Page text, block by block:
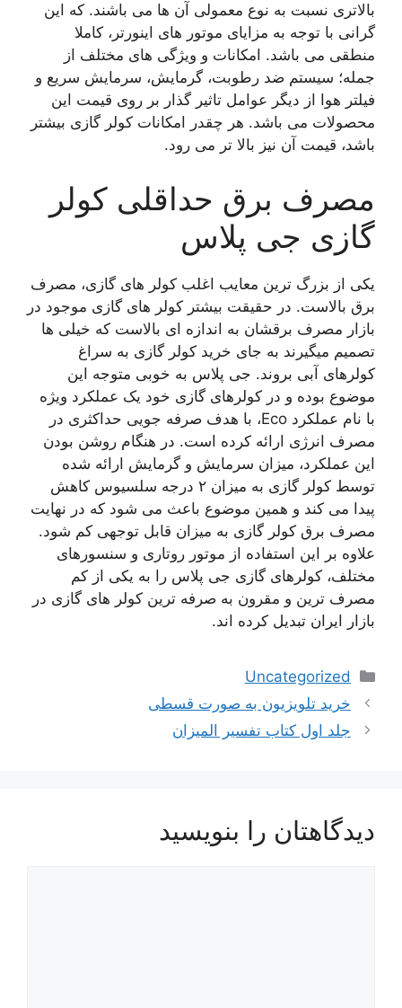
بالاتری نسبت به نوع معمولی آن ها می باشند. که این
گرانی با توجه به مزایای موتور های اینورتر، کاملا
منطقی می باشد. امکانات و ویژگی‌ های مختلف از
جمله؛ سیستم ضد رطوبت، گرمایش، سرمایش سریع و
فیلتر هوا از دیگر عوامل تاثیر گذار بر روی قیمت این
محصولات می باشد. هر چقدر امکانات کولر گازی بیشتر
باشد، قیمت آن نیز بالا تر می رود.
مصرف برق حداقلی کولر
گازی جی پلاس
یکی از بزرگ ترین معایب اغلب کولر های گازی، مصرف
برق بالاست. در حقیقت بیشتر کولر های گازی موجود در
بازار مصرف برقشان به اندازه ای بالاست که خیلی ها
تصمیم میگیرند به جای خرید کولر گازی به سراغ
کولرهای آبی بروند. جی پلاس به خوبی متوجه این
موضوع بوده و در کولرهای گازی خود یک عملکرد ویژه
با نام عملکرد Eco، با هدف صرفه جویی حداکثری در
مصرف انرژی ارائه کرده است. در هنگام روشن بودن
این عملکرد، میزان سرمایش و گرمایش ارائه شده
توسط کولر گازی به میزان ۲ درجه سلسیوس کاهش
پیدا می کند و همین موضوع باعث می شود که در نهایت
مصرف برق کولر گازی به میزان قابل توجهی کم شود.
علاوه بر این استفاده از موتور روتاری و سنسورهای
مختلف، کولرهای گازی جی پلاس را به یکی از کم
مصرف ترین و مقرون به صرفه ترین کولر های گازی در
بازار ایران تبدیل کرده اند.
دسته‌ها
Uncategorized
ناوبری
نوشته‌ها
خرید تلویزیون به صورت قسطی
جلد اول کتاب تفسیر المیزان
دیدگاهتان را بنویسید